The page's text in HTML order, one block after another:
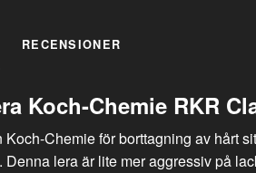
RECENSIONER
Koch-Chemie RKR
Chemie för borttagning av hårt
Denna lera är lite mer aggressiv på